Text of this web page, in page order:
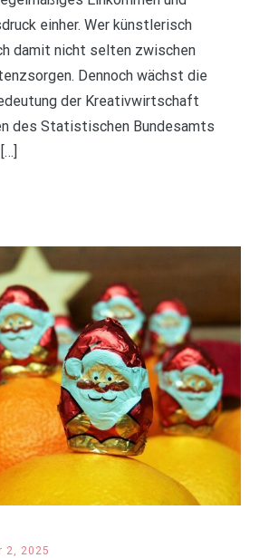
einher. Wer künstlerisch
damit nicht selten zwischen
Dennoch wächst die
der Kreativwirtschaft
des Statistischen Bundesamts
2, 2025